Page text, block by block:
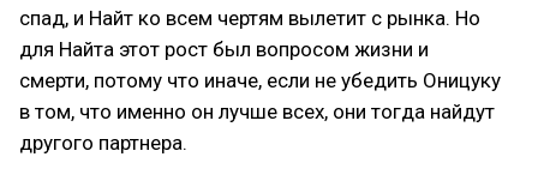
спад, и Найт ко всем чертям вылетит с рынка. Но
для Найта этот рост был вопросом жизни и
смерти, потому что иначе, если не убедить Оницуку
в том, что именно он лучше всех, они тогда найдут
другого партнера.